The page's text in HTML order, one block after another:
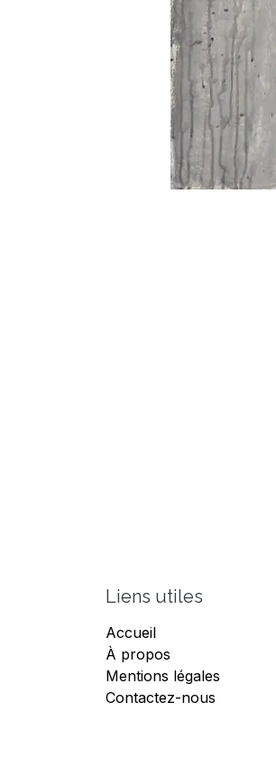
Liens utiles
Accueil
À propos
Mentions légales
Contactez-nous